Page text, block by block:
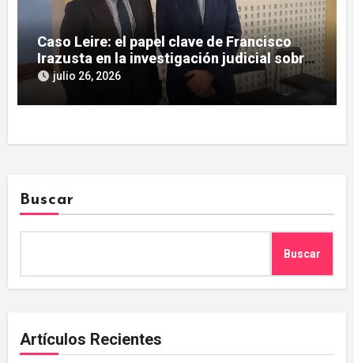
Caso Leire: el papel clave de Francisco
Irazusta en la investigación judicial sobre
Tubos Reunidos
julio 26, 2026
Buscar
Buscar
Artículos Recientes